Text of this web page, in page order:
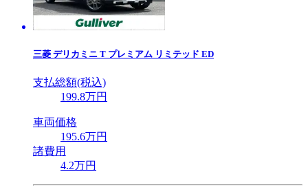
三菱 デリカミニ T プレミアム リミテッド ED
支払総額(税込)
199.8万円
車両価格
195.6万円
諸費用
4.2万円